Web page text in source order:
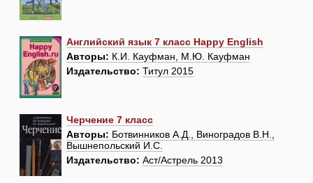
Английский язык 7 класс Happy English
Авторы: К.И. Кауфман, М.Ю. Кауфман
Издательство: Титул 2015
Черчение 7 класс
Авторы: Ботвинников А.Д., Виноградов В.Н.,
Вышнепольский И.С.
Издательство: Аст/Астрель 2013